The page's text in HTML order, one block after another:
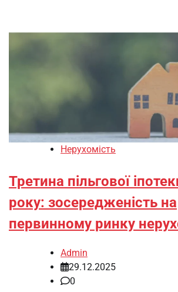
Нерухомість
Третина пільгової
року: зосередженість на
первинному ринку
Admin
29.12.2025
0